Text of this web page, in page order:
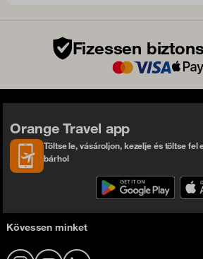
Fizessen
Orange Travel app
Töltse le, vásároljon, kezelje és töltse
bárhol
Kövessen minket